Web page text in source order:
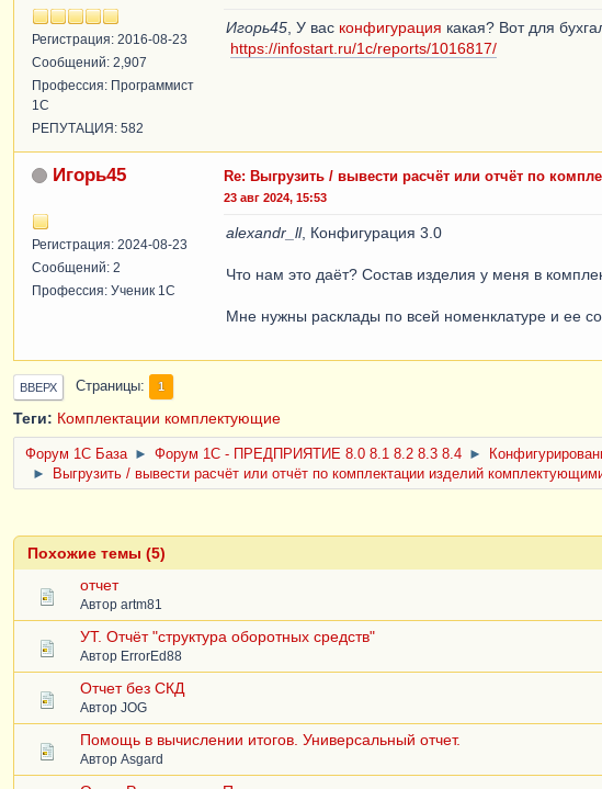
Регистрация: 2016-08-23
Сообщений: 2,907
Профессия: Программист
1С
РЕПУТАЦИЯ: 582
Игорь45 , У вас конфигурация какая? Вот для
https://infostart.ru/1c/reports/1016817/
Игорь45
Регистрация: 2024-08-23
Сообщений: 2
Профессия: Ученик 1С
Re: Выгрузить / вывести расчёт или отчёт по
23 авг 2024, 15:53
alexandr_ll, Конфигурация 3.0
Что нам это даёт? Состав изделия у меня в
Мне нужны расклады по всей номенклатуре и ее
ВВЕРХ Страницы 1
Теги: Комплектации комплектующие
Форум 1C База ► Форум 1С - ПРЕДПРИЯТИЕ 8.0 8.1 8.2 8.3 8.4 ►
►
Выгрузить / вывести расчёт или отчёт по комплектации изделий
Похожие темы (5)
отчет
Автор artm81
УТ. Отчёт "структура оборотных средств"
Автор ErrorEd88
Отчет без СКД
Автор JOG
Помощь в вычислении итогов. Универсальный отчет.
Автор Asgard